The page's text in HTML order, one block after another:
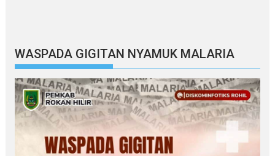
WASPADA GIGITAN NYAMUK MALARIA